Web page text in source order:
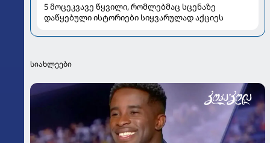
5 მოცეკვავე წყვილი, რომლებმაც სცენაზე
დაწყებული ისტორიები სიყვარულად აქციეს
სიახლეები